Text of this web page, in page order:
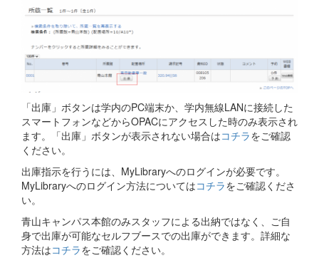
「出庫」ボタンは学内のPC端末か、学内無線LANに接続した
スマートフォンなどからOPACにアクセスした時のみ表示され
ます。「出庫」ボタンが表示されない場合はコチラをご確認
ください。
出庫指示を行うには、MyLibraryへのログインが必要です。
MyLibraryへのログイン方法についてはコチラをご確認くださ
い。
青山キャンパス本館のみスタッフによる出納ではなく、ご自
身で出庫が可能なセルフブースでの出庫ができます。詳細な
方法はコチラをご確認ください。